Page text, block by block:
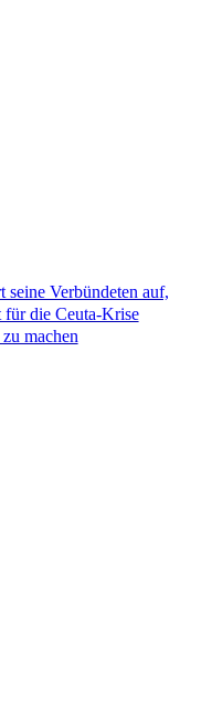
seine Verbündeten auf,
die Ceuta-Krise
machen